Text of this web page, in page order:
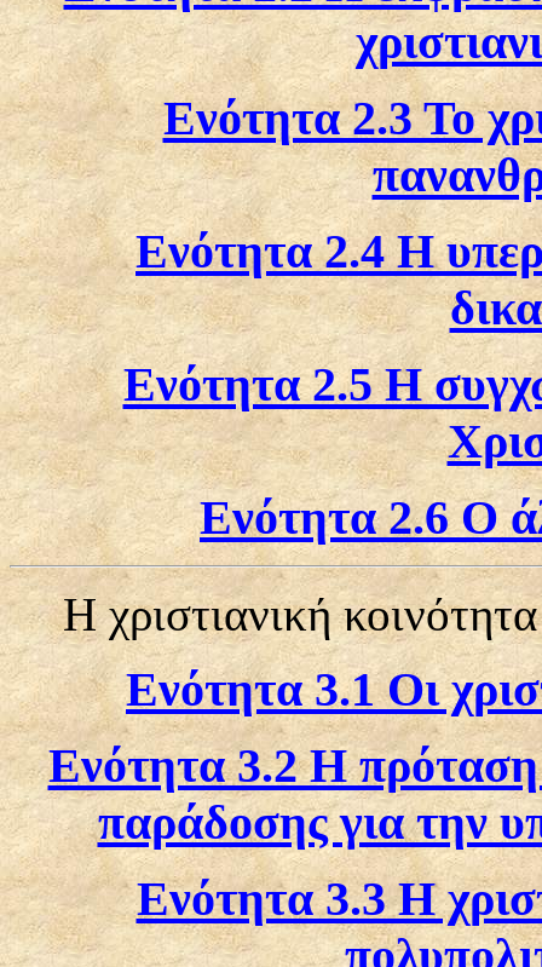
Ενότητα 2.3 Το
Ενότητα 2.4 Η
Ενότητα 2.5 Η
Ενότητα 2.6 Ο
Η χριστιανική
Ενότητα 3.1 Οι
Ενότητα 3.2 Η πρόταση
παράδοσης για την
Ενότητα 3.3 Η